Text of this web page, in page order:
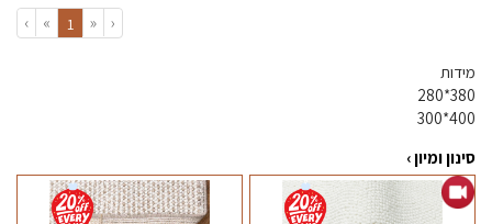
‹
«
1
»
›
מידות
380*280
400*300
סינון ומיון ›